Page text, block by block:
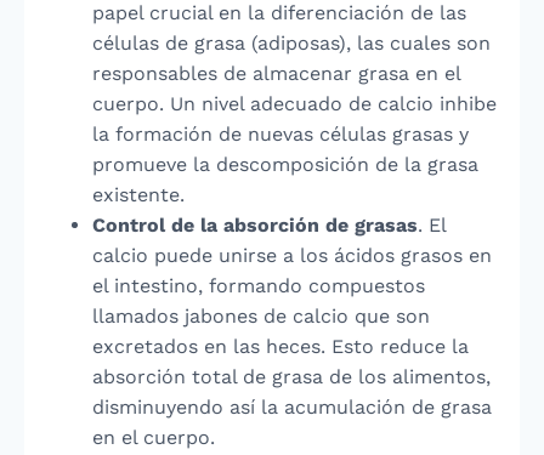
papel crucial en la diferenciación de las
células de grasa (adiposas), las cuales son
responsables de almacenar grasa en el
cuerpo. Un nivel adecuado de calcio inhibe
la formación de nuevas células grasas y
promueve la descomposición de la grasa
existente.
Control de la absorción de grasas. El
calcio puede unirse a los ácidos grasos en
el intestino, formando compuestos
llamados jabones de calcio que son
excretados en las heces. Esto reduce la
absorción total de grasa de los alimentos,
disminuyendo así la acumulación de grasa
en el cuerpo.